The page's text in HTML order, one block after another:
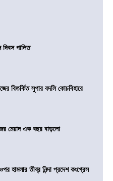
পালিত
বিতর্কিত সুপার বদলি কোচবিহারে
মেয়াদ এক বছর বাড়লো
হামলার তীব্র নিন্দা প্রদেশ কংগ্রেস